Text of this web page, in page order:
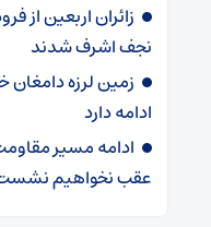
زائران اربعین از
نجف اشرف شدند
زمین لرزه دامغان
ادامه دارد
ادامه مسیر
عقب نخواهیم